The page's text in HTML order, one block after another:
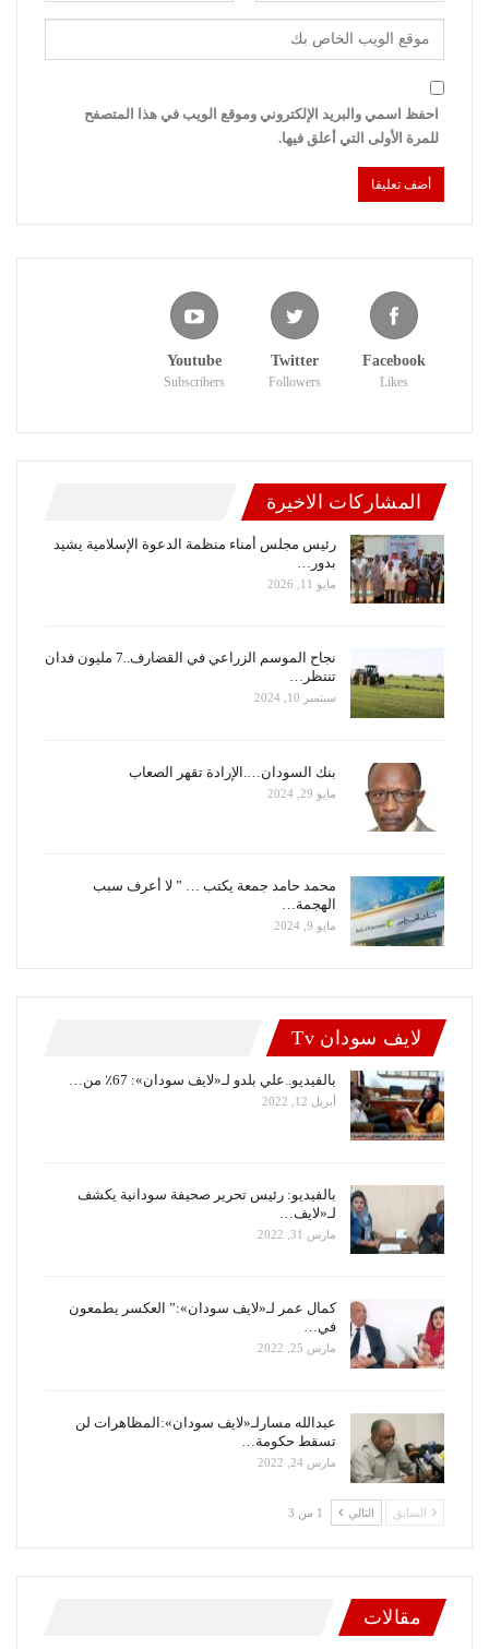
احفظ اسمي والبريد الإلكتروني وموقع الويب في هذا المتصفح
للمرة الأولى التي أعلق فيها.
Facebook
Likes
Twitter
Followers
Youtube
Subscribers
المشاركات الاخيرة
رئيس مجلس أمناء منظمة الدعوة الإسلامية يشيد
بدور…
مايو 11, 2026
نجاح الموسم الزراعي في القضارف..7 مليون فدان
تنتظر…
سبتمبر 10, 2024
بنك السودان….الإرادة تقهر الصعاب
مايو 29, 2024
محمد حامد جمعة يكتب … ” لا أعرف سبب
الهجمة…
مايو 9, 2024
لايف سودان Tv
بالفيديو..علي بلدو لـ«لايف سودان»: 67٪ من…
أبريل 12, 2022
بالفيديو: رئيس تحرير صحيفة سودانية يكشف
لـ«لايف…
مارس 31, 2022
كمال عمر لـ«لايف سودان»:” العكسر يطمعون
في…
مارس 25, 2022
عبدالله مسارلـ«لايف سودان»:المظاهرات لن
تسقط حكومة…
مارس 24, 2022
السابق التالي 1 من 3
مقالات